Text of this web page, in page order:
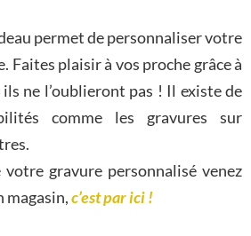
permet de personnaliser votre
Faites plaisir à vos proche grâce à
ne l’oublieront pas ! Il existe de
comme les gravures sur
gravure personnalisé venez
magasin,c’est par ici !